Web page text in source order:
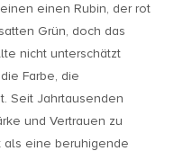
einen Rubin, der rot
Grün, doch das
nicht unterschätzt
Farbe, die
Seit Jahrtausenden
und Vertrauen zu
als eine beruhigende